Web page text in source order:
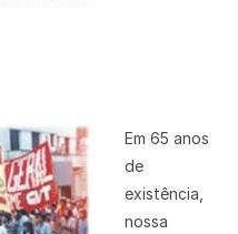
Em 65 anos
de
existência,
nossa